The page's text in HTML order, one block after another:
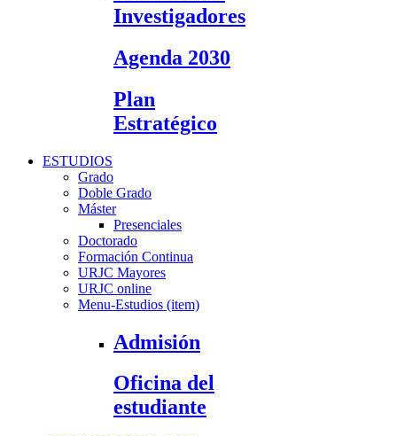
Investigadores
Agenda 2030
Plan
Estratégico
ESTUDIOS
Grado
Doble Grado
Máster
Presenciales
Doctorado
Formación Continua
URJC Mayores
URJC online
Menu-Estudios (item)
Admisión
Oficina del
estudiante